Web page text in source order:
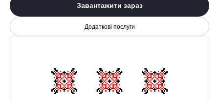
Завантажити зараз
Додаткові послуги